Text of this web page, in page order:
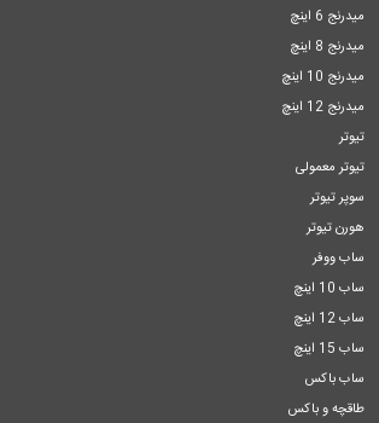
میدرنج 6 اینچ
میدرنج 8 اینچ
میدرنج 10 اینچ
میدرنج 12 اینچ
تیوتر
تیوتر معمولی
سوپر تیوتر
هورن تیوتر
ساب ووفر
ساب 10 اینچ
ساب 12 اینچ
ساب 15 اینچ
ساب باکس
طاقچه و باکس